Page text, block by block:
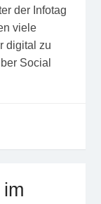
der Infotag
viele
digital zu
Social